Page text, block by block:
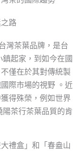
路
灣茶葉品牌，是台
起家，到如今在國
僅在於其對傳統製
際市場的視野 。近
得殊榮，例如世界
茶行茶葉品質的肯
禮盒」和「春盎山